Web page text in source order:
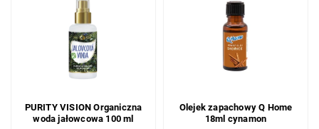
PURITY VISION Organiczna
woda jałowcowa 100 ml
Olejek zapachowy Q Home
18ml cynamon